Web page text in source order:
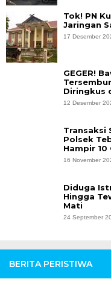
Tok! PN
Jaringan
17 Desember
GEGER!
Diringkus
12 Desember
Transaksi
Polsek
Hampir 10
16 November
Diduga
Hingga
Mati
24 September
BERITA PERISTIWA